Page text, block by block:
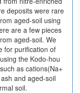
deposits were rare
aged-soil using
are a few pieces
aged-soil. We
for purification of
the Kodo-hou
as cations(Na+
and aged-soil
soil.